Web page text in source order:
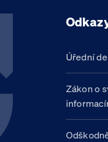
Úřední
Zákon o